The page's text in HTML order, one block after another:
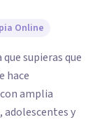
Online
supieras que
hace
amplia
adolescentes y